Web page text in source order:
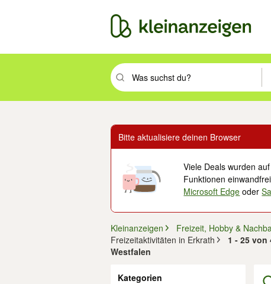
Suchbegriff eingeben. Eingabetaste
Bitte aktualisiere deinen Browser
Viele Deals wurden
Funktionen
Microsoft Edge oder
Kleinanzeigen
Freizeit, Hobby &
Freizeitaktivitäten in Erkrath
1 - 25
Westfalen
Kategorien